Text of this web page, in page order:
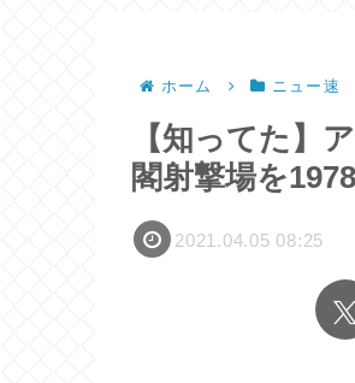
ホーム ニュー速
【知ってた】
閣射撃場を
2021.04.05 08:25